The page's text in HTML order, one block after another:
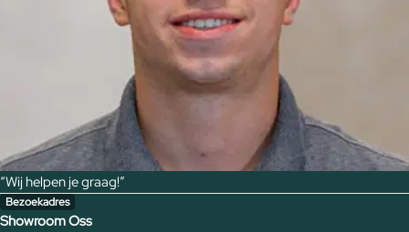
“Wij helpen je graag!”
Bezoekadres
Showroom Oss